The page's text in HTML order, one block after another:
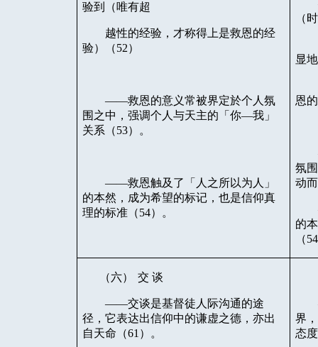
验到（唯有超
越性的经验，才称得上是救恩的经
验）（52）
——救恩的意义常被界定於个人氛
围之中，强调个人与天主的「你—我」
关系（53）。
——救恩触及了「人之所以为人」
的本然，成为希望的标记，也是信仰真
理的标准（54）。
（
显
恩
氛
动
的
（54
（六） 交 谈
——交谈是基督徒人际沟通的途
径，它表达出信仰中的谦虚之德，亦出
自天命（61 ）。
界
态